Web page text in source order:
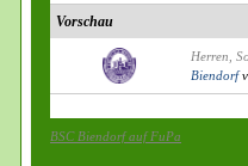
Vorschau
Herren,
Biendorf
BSC Biendorf auf FuPa